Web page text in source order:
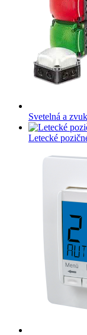
Svetelná a
Letecké